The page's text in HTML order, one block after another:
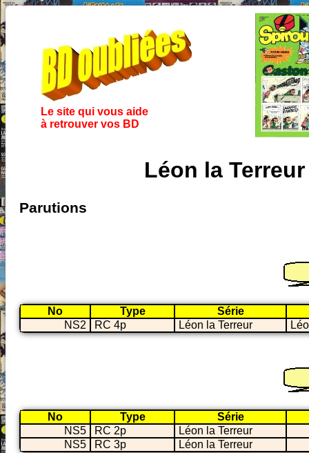
Le site qui vous aide
à retrouver vos BD
Léon la
Parutions
No Type
Série
NS2
RC 4p Léon la Terreur
No Type
Série
NS5
RC 2p
Léon la Terreur
NS5
RC 3p Léon la Terreur